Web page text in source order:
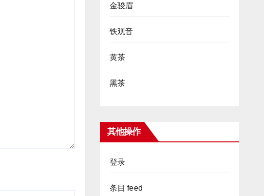
金骏眉
铁观音
黄茶
黑茶
其他操作
登录
条目 feed